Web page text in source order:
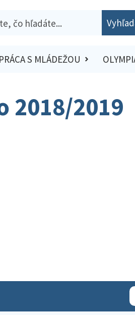
PRÁCA S MLÁDEŽOU
2018/2019